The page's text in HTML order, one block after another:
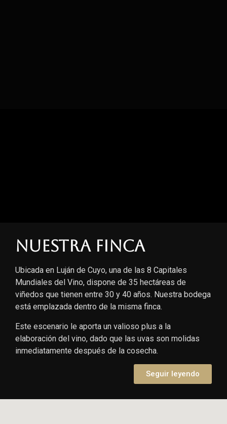
Nuestra finca
Ubicada en Luján de Cuyo, una de las 8 Capitales
Mundiales del Vino, dispone de 35 hectáreas de
viñedos que tienen entre 30 y 40 años. Nuestra bodega
está emplazada dentro de la misma finca.
Este escenario le aporta un valioso plus a la
elaboración del vino, dado que las uvas son molidas
inmediatamente después de la cosecha.
Seguir leyendo